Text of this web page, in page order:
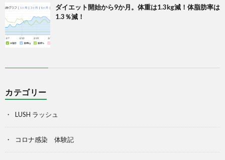
ダイエット開始から9か月。体重は1.3kg減！体脂肪率は
1.3％減！
カテゴリー
LUSH ラッシュ
コロナ感染 体験記